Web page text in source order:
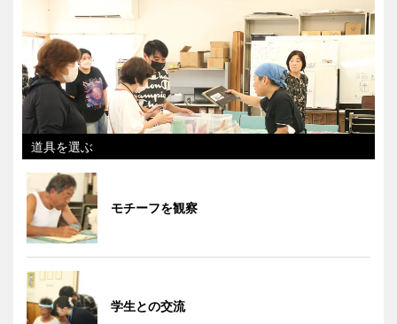
道具を選ぶ
モチーフを観察
学生との交流